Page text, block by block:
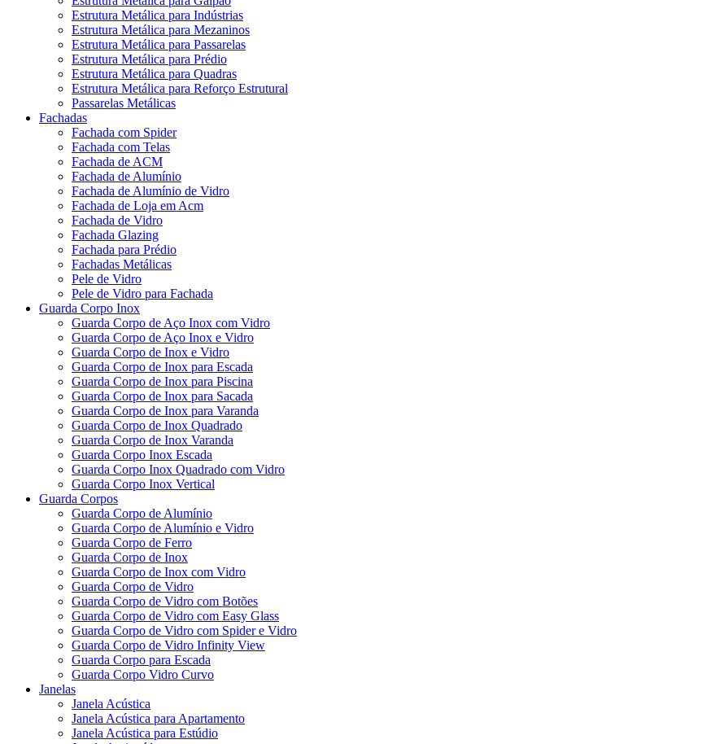
Estrutura Metálica para Indústrias
Estrutura Metálica para Mezaninos
Estrutura Metálica para Passarelas
Estrutura Metálica para Prédio
Estrutura Metálica para Quadras
Estrutura Metálica para Reforço Estrutural
Passarelas Metálicas
Fachadas
Fachada com Spider
Fachada com Telas
Fachada de ACM
Fachada de Alumínio
Fachada de Alumínio de Vidro
Fachada de Loja em Acm
Fachada de Vidro
Fachada Glazing
Fachada para Prédio
Fachadas Metálicas
Pele de Vidro
Pele de Vidro para Fachada
Guarda Corpo Inox
Guarda Corpo de Aço Inox com Vidro
Guarda Corpo de Aço Inox e Vidro
Guarda Corpo de Inox e Vidro
Guarda Corpo de Inox para Escada
Guarda Corpo de Inox para Piscina
Guarda Corpo de Inox para Sacada
Guarda Corpo de Inox para Varanda
Guarda Corpo de Inox Quadrado
Guarda Corpo de Inox Varanda
Guarda Corpo Inox Escada
Guarda Corpo Inox Quadrado com Vidro
Guarda Corpo Inox Vertical
Guarda Corpos
Guarda Corpo de Alumínio
Guarda Corpo de Alumínio e Vidro
Guarda Corpo de Ferro
Guarda Corpo de Inox
Guarda Corpo de Inox com Vidro
Guarda Corpo de Vidro
Guarda Corpo de Vidro com Botões
Guarda Corpo de Vidro com Easy Glass
Guarda Corpo de Vidro com Spider e Vidro
Guarda Corpo de Vidro Infinity View
Guarda Corpo para Escada
Guarda Corpo Vidro Curvo
Janelas
Janela Acústica
Janela Acústica para Apartamento
Janela Acústica para Estúdio